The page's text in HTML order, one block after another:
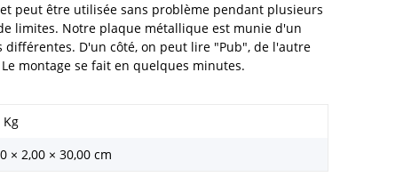
peut être utilisée sans problème pendant plusieurs
limites. Notre plaque métallique est munie d'un
D'un côté, on peut lire "Pub", de l'autre
montage se fait en quelques minutes.
Kg
× 2,00 × 30,00 cm